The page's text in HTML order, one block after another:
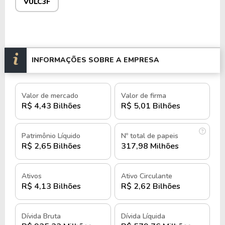
e
VULC3F no mercado fracionário.
Vulcabras Azaleia
A história da Vulcabras Azaleia teve início em 1952
com a fundação da Companhia Brasileira de
Calçados Vulcanizados S.A., em São Paulo.
Em 1958, foi fundada a Calçados Azaleia na cidade
de Parobé (RS), consolidando a atuação da empresa
no mercado de calçados.
Em 1973, a Vulcabras ingressou no segmento de
marcas esportivas internacionais, tornando-se
licenciada exclusiva de diversas marcas, incluindo
Adidas, Puma, e Reebok.
INFORMAÇÕES SOBRE A EMPRESA
Valor de mercado
R$ 4,43 Bilhões
Valor de firma
R$ 5,01 Bilhões
Patrimônio Líquido
R$ 2,65 Bilhões
Nº total de papeis
317,98 Milhões
Ativos
R$ 4,13 Bilhões
Ativo Circulante
R$ 2,62 Bilhões
Dívida Bruta Dívida Líquida